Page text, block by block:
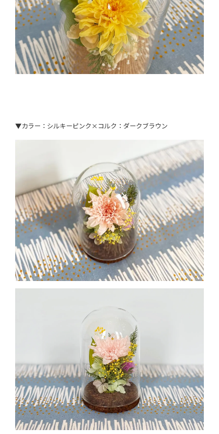
▼カラー：シルキーピンク×コルク：ダークブラウン